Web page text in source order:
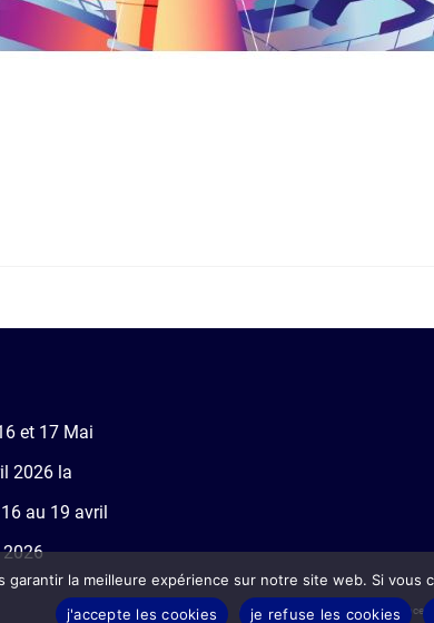
et 17 Mai
2026 la
au 19 avril
2026
Moyen de paiement Guide des tailles Livraison en France
garantir la meilleure expérience sur notre site web. Si
j'accepte les cookies
je refuse les cookies